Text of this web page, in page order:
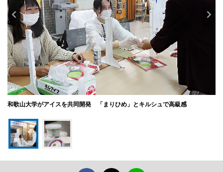
和歌山大学がアイスを共同開発 「まりひめ」とキルシュで高級感